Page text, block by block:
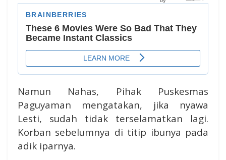
Namun Nahas, Pihak Puskesmas
Paguyaman mengatakan, jika nyawa
Lesti, sudah tidak terselamatkan lagi.
Korban sebelumnya di titip ibunya pada
adik iparnya.